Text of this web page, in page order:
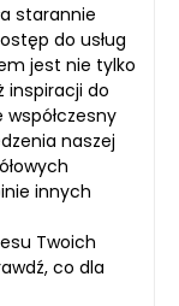
starannie
do usług
jest nie tylko
inspiracji do
naszej
innych
Twoich
co dla